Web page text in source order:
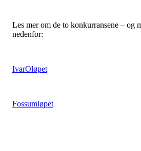
Les mer om de to konkurransene – og
nedenfor:
IvarOløpet
Fossumløpet